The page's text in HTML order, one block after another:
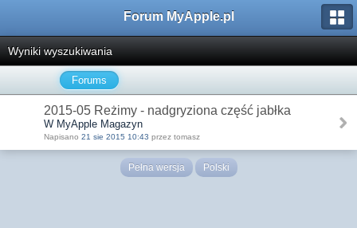
Forum MyApple.pl
Wyniki wyszukiwania
Forums
2015-05 Reżimy - nadgryziona część jabłka
W MyApple Magazyn
Napisano 21 sie 2015 10:43 przez tomasz
Pełna wersja Polski